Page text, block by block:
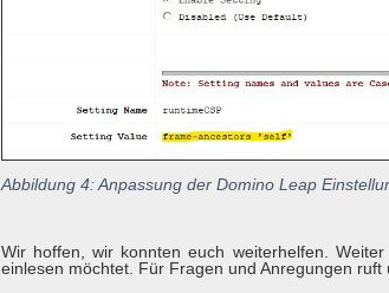
Abbildung 4: Anpassung der Domino Leap
Wir hoffen, wir konnten euch weiterhelfen.
einlesen möchtet. Für Fragen und Anregungen